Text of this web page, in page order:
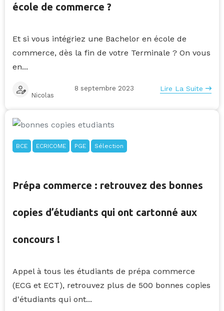
école de commerce ?
Et si vous intégriez une Bachelor en école de
commerce, dès la fin de votre Terminale ? On vous
en...
Nicolas
8 septembre 2023 Lire La Suite
BCE ECRICOME PGE Sélection
Prépa commerce : retrouvez des bonnes
copies d’étudiants qui ont cartonné aux
concours !
Appel à tous les étudiants de prépa commerce
(ECG et ECT), retrouvez plus de 500 bonnes copies
d'étudiants qui ont...